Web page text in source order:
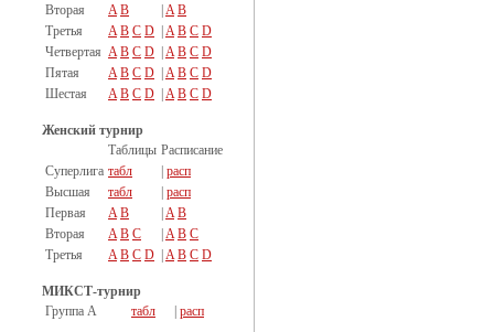
Вторая
A B A B
Третья
A B C D A B C D
Четвертая A B C D A B C D
Пятая
A B C D A B C D
Шестая
A B C D A B C D
Женский турнир
Таблицы Расписание
Суперлига табл
расп
Высшая
табл
расп
Первая
A B A B
Вторая
A B C A B C
Третья
A B C D A B C D
МИКСТ-турнир
Группа А
табл расп